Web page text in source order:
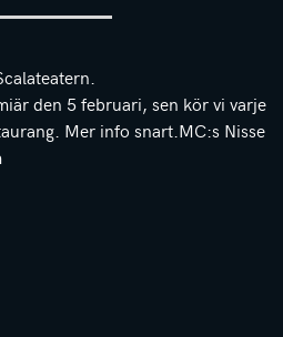
den 5 februari, sen kör vi varje
Mer info snart.MC:s Nisse